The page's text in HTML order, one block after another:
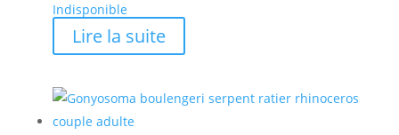
Indisponible
Lire la suite